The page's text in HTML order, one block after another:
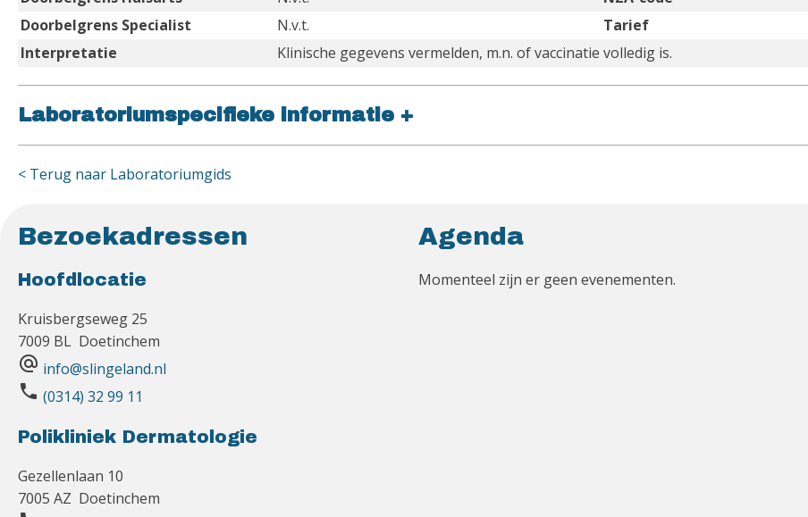
Doorbelgrens Specialist
N.v.t. Tarief
Interpretatie
Klinische gegevens vermelden, m.n. of vaccinatie volledig is.
Laboratoriumspecifieke informatie +
< Terug naar Laboratoriumgids
Bezoekadressen
Hoofdlocatie
Kruisbergseweg 25
7009 BL Doetinchem
alternate_email info@slingeland.nl
phone (0314) 32 99 11
Polikliniek Dermatologie
Gezellenlaan 10
7005 AZ Doetinchem
Agenda
Momenteel zijn er geen evenementen.